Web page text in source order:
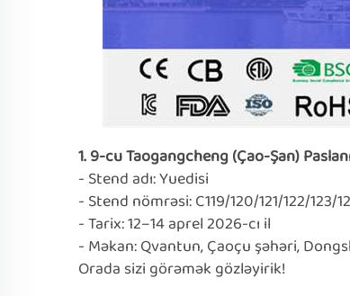
1. 9-cu Taogangcheng (Çao-Şan)
- Stend adı: Yuedisi
- Stend nömrəsi: C119/120/121/122/123/
- Tarix: 12–14 aprel 2026-cı il
- Məkan: Qvantun, Çaoçu şəhəri,
Orada sizi görəmək gözləyirik!